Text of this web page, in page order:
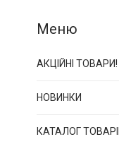
АКЦІЙНІ ТОВАРИ!
НОВИНКИ
КАТАЛОГ